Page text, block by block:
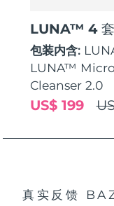
LUNA™ 4
包装内含:
LUNA™
Cleanser 2.0
US$ 199
真实反馈